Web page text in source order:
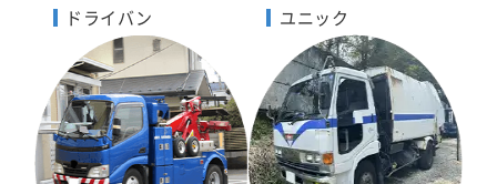
ドライバン
ユニック